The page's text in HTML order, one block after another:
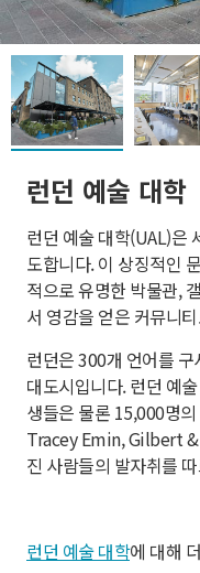
런던 예술 대학
런던 예술 대학(UAL)은
도합니다. 이 상징적인
적으로 유명한 박물관,
서 영감을 얻은 커뮤니
런던은 300개 언어를
대도시입니다. 런던 예
생들은 물론 15,000명
Tracey Emin, Gilbert &
진 사람들의 발자취를
런던 예술 대학에 대해